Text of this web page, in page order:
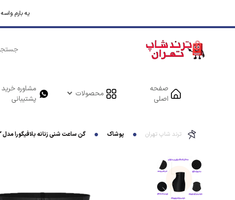
یه بارم
صفحه
اصلی
محصولات
مشاوره خرید
پشتیبانی
ترند شاپ تهران پوشاک گن ساعت شنی زنانه بلافیگورا مدل 3 قزن فاق زیپدار نیم پا